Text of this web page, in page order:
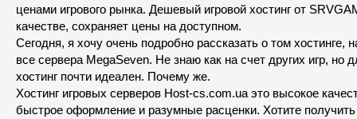
ценами игрового рынка. Дешевый игровой хостинг от
качестве, сохраняет цены на доступном.
Сегодня, я хочу очень подробно рассказать о том хостинге,
все сервера MegaSeven. Не знаю как на счет других игр, но
хостинг почти идеален. Почему же.
Хостинг игровых серверов Host-cs.com.ua это высокое
быстрое оформление и разумные расценки. Хотите